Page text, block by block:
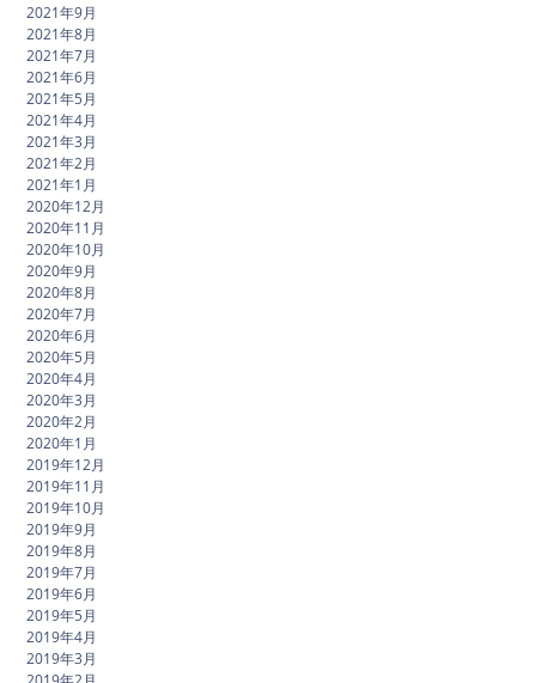
2021年9月
2021年8月
2021年7月
2021年6月
2021年5月
2021年4月
2021年3月
2021年2月
2021年1月
2020年12月
2020年11月
2020年10月
2020年9月
2020年8月
2020年7月
2020年6月
2020年5月
2020年4月
2020年3月
2020年2月
2020年1月
2019年12月
2019年11月
2019年10月
2019年9月
2019年8月
2019年7月
2019年6月
2019年5月
2019年4月
2019年3月